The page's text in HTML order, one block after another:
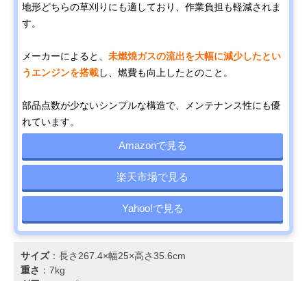
地形どちらの草刈りにも適しており、作業負担も軽減されま
す。
メーカーによると、 未燃焼ガスの流出を大幅に減少したとい
うエンジンを搭載し、燃費も向上したとのこと。
部品点数が少ないシンプルな構造で、メンテナンス性にも優
れています。
Amazonで見る
楽天市場で見る
Yahoo!で見る
サイズ：長さ267.4×幅25×高さ35.6cm
重さ ：7kg